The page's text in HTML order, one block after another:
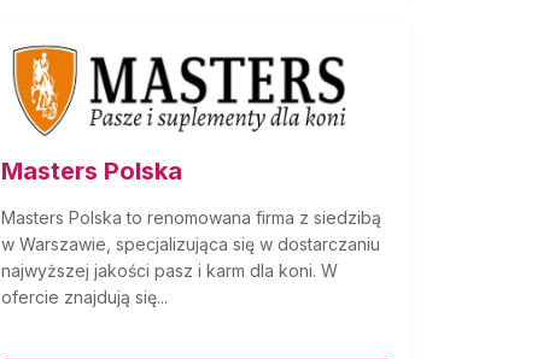
Masters Polska
Masters Polska to renomowana firma z siedzibą
w Warszawie, specjalizująca się w dostarczaniu
najwyższej jakości pasz i karm dla koni. W
ofercie znajdują się...